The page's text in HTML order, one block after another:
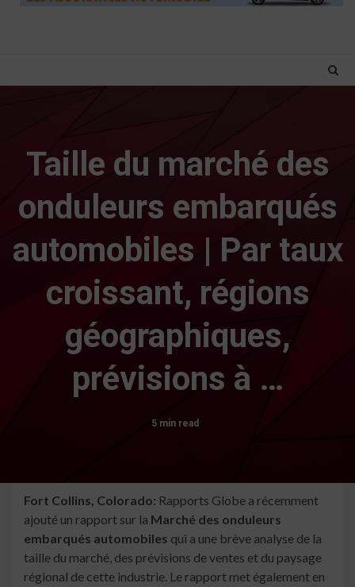
Taille du marché des
onduleurs embarqués
automobiles | Par taux
croissant, régions
géographiques,
prévisions à …
5 min read
Fort Collins, Colorado: Rapports Globe a récemment
ajouté un rapport sur la Marché des onduleurs
embarqués automobiles qui a une brève analyse de la
taille du marché, des prévisions de ventes et du paysage
régional de cette industrie. Le rapport met également en